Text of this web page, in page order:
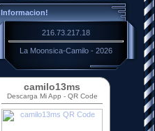
Informacion!
216.73.217.18
La Moonsica-Camilo - 2026
camilo13ms
Descarga Mi App - QR Code